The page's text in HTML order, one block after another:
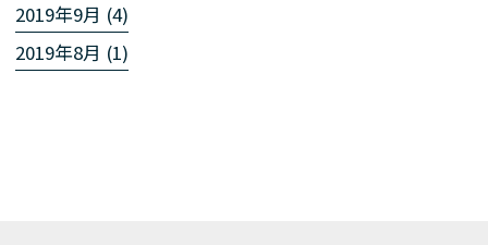
2019年9月 (4)
2019年8月 (1)